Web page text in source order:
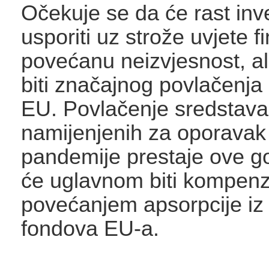
Očekuje se da će rast
usporiti uz strože uvjete
povećanu neizvjesnost,
biti značajnog
EU. Povlačenje sredstava
namijenjenih za
pandemije prestaje ove
će uglavnom biti
povećanjem apsorpcije
fondova EU-a.